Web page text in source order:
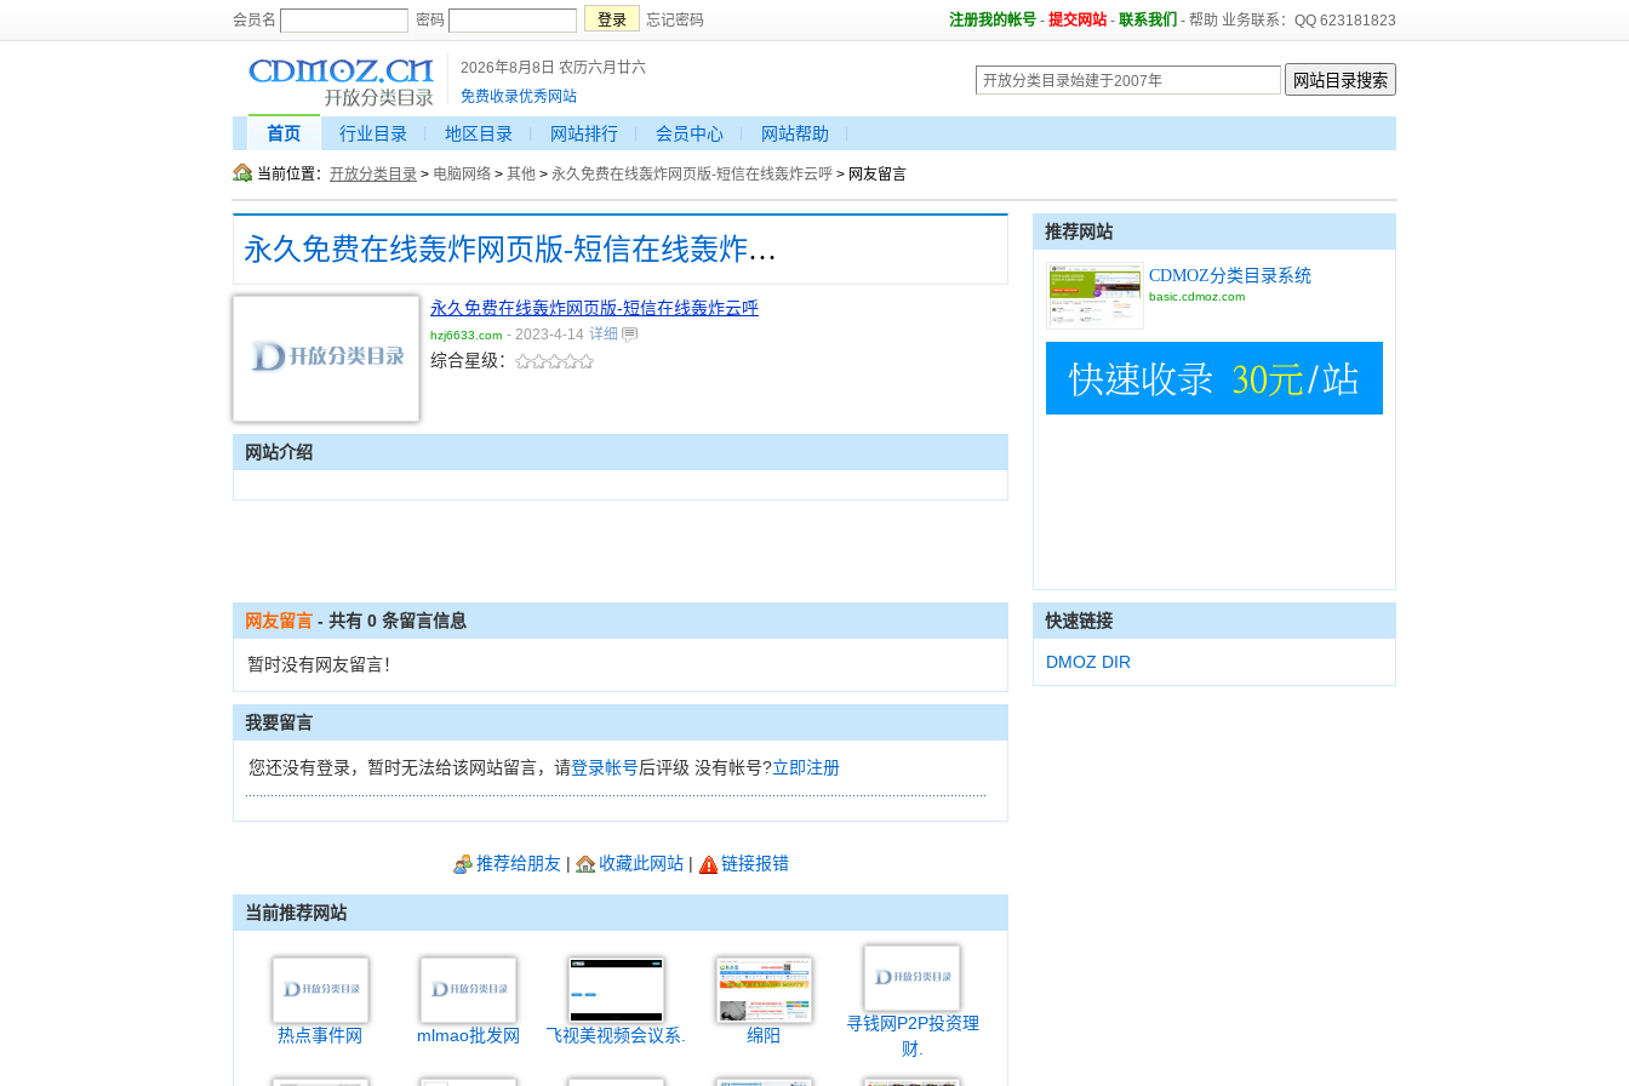
会员名 密码 忘记密码 注册我的帐号 - 提交网站 - 联系我们 - 帮助 业务联系：QQ 623181823
2026年8月8日 农历六月廿六
免费收录优秀网站
首页 行业目录 地区目录 网站排行 会员中心 网站帮助
当前位置： 开放分类目录 > 电脑网络 > 其他 > 永久免费在线轰炸网页版-短信在线轰炸云呼 > 网友留言
永久免费在线轰炸网页版-短信在线轰炸云呼
永久免费在线轰炸网页版-短信在线轰炸云呼
hzj6633.com - 2023-4-14 详细
综合星级：
网站介绍
推荐网站
CDMOZ分类目录系统
basic.cdmoz.com
网友留言 - 共有 0 条留言信息
暂时没有网友留言！
我要留言
您还没有登录，暂时无法给该网站留言，请登录帐号后评级 没有帐号?立即注册
推荐给朋友 | 收藏此网站| 链接报错
当前推荐网站
热点事件网 mlmao批发网 飞视美视频会议系. 绵阳
寻钱网P2P投资理
财.
快速链接
DMOZ DIR